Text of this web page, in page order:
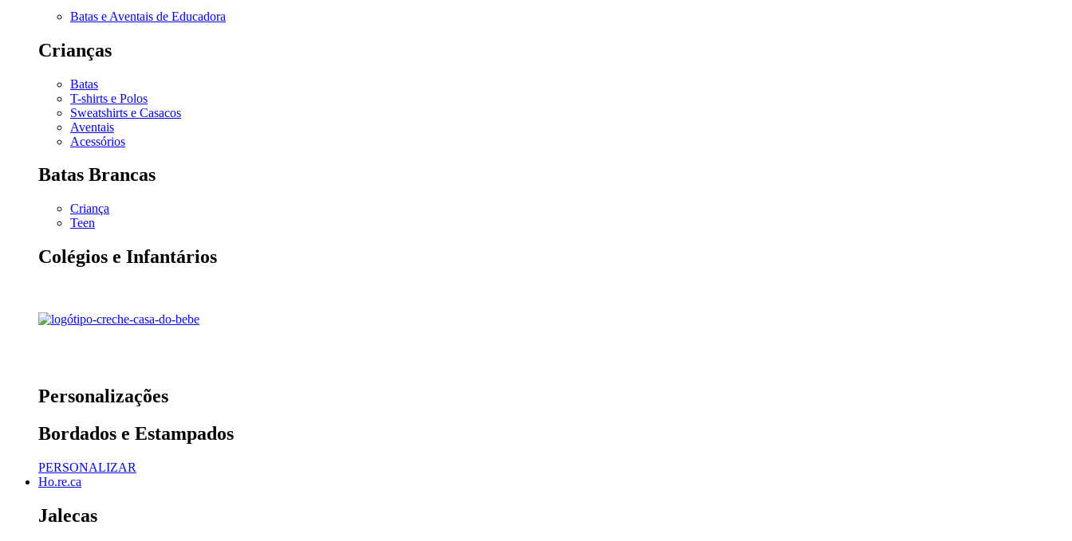
Batas e Aventais de Educadora
Crianças
Batas
T-shirts e Polos
Sweatshirts e Casacos
Aventais
Acessórios
Batas Brancas
Criança
Teen
Colégios e Infantários
Personalizações
Bordados e Estampados
PERSONALIZAR
Ho.re.ca
Jalecas